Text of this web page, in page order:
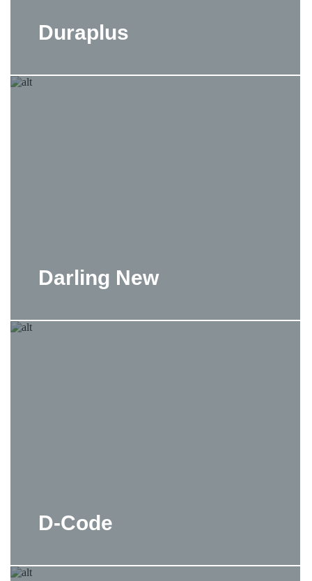
Duraplus
Darling New
D-Code